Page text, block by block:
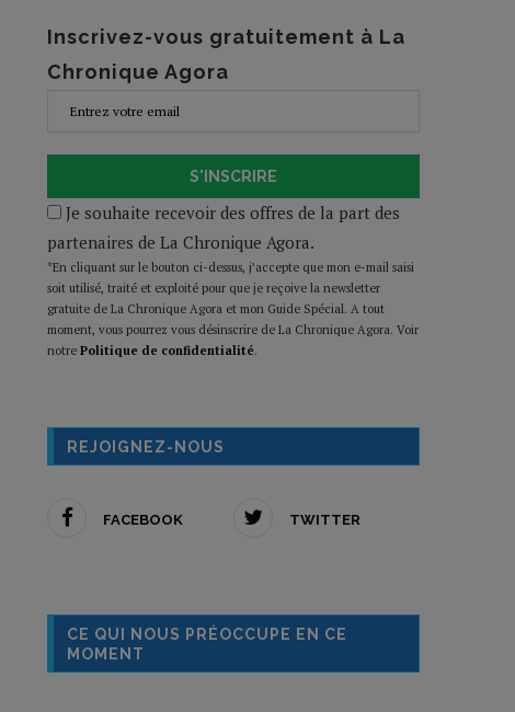
Inscrivez-vous gratuitement à La
Chronique Agora
S'INSCRIRE
Je souhaite recevoir des offres de la part des
partenaires de La Chronique Agora.
*En cliquant sur le bouton ci-dessus, j’accepte que mon e-mail saisi
soit utilisé, traité et exploité pour que je reçoive la newsletter
gratuite de La Chronique Agora et mon Guide Spécial. A tout
moment, vous pourrez vous désinscrire de La Chronique Agora. Voir
notre Politique de confidentialité.
REJOIGNEZ-NOUS
FACEBOOK TWITTER
CE QUI NOUS PRÉOCCUPE EN CE
MOMENT